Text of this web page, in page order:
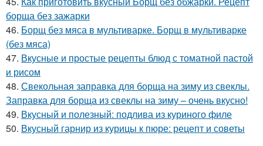
борща без зажарки
46. Борщ без мяса в мультиварке. Борщ в мультиварке
(без мяса)
47. Вкусные и простые рецепты блюд с томатной пастой
и рисом
48. Свекольная заправка для борща на зиму из свеклы.
Заправка для борща из свеклы на зиму – очень вкусно!
49. Вкусный и полезный: подлива из куриного филе
50. Вкусный гарнир из курицы к пюре: рецепт и советы